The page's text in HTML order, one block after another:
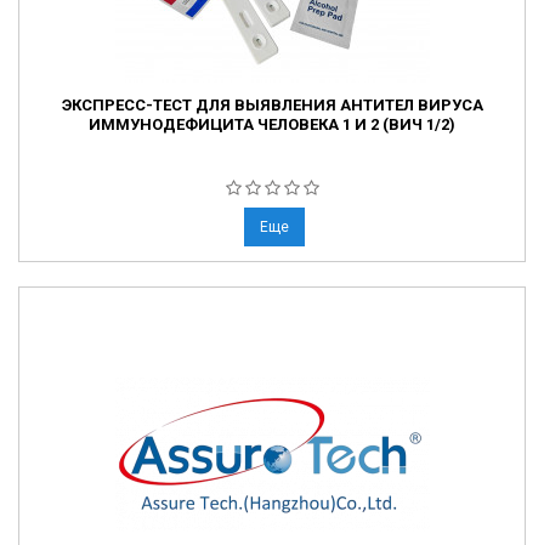
ЭКСПРЕСС-ТЕСТ ДЛЯ ВЫЯВЛЕНИЯ АНТИТЕЛ ВИРУСА
ИММУНОДЕФИЦИТА ЧЕЛОВЕКА 1 И 2 (ВИЧ 1/2)
Еще